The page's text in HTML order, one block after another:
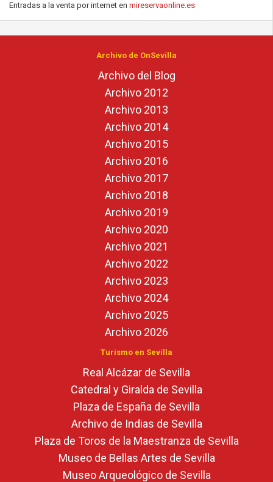
Entradas a la venta por internet en mireservaonline.es
Archivo de OnSevilla
Archivo del Blog
Archivo 2012
Archivo 2013
Archivo 2014
Archivo 2015
Archivo 2016
Archivo 2017
Archivo 2018
Archivo 2019
Archivo 2020
Archivo 2021
Archivo 2022
Archivo 2023
Archivo 2024
Archivo 2025
Archivo 2026
Turismo en Sevilla
Real Alcázar de Sevilla
Catedral y Giralda de Sevilla
Plaza de España de Sevilla
Archivo de Indias de Sevilla
Plaza de Toros de la Maestranza de Sevilla
Museo de Bellas Artes de Sevilla
Museo Arqueológico de Sevilla